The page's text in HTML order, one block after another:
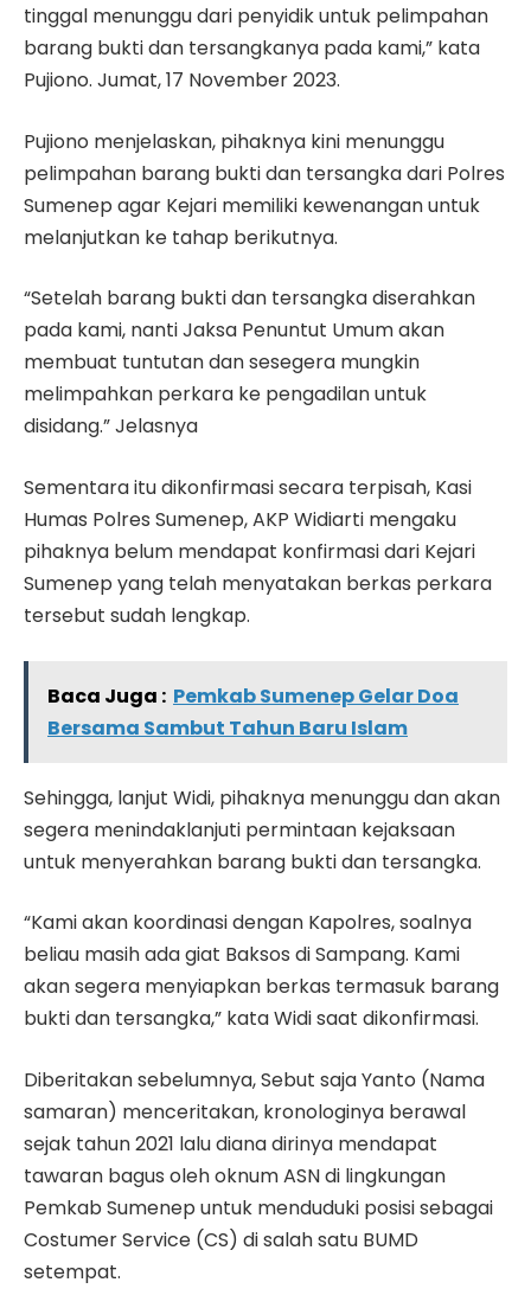
tinggal menunggu dari penyidik untuk pelimpahan
barang bukti dan tersangkanya pada kami,” kata
Pujiono. Jumat, 17 November 2023.
Pujiono menjelaskan, pihaknya kini menunggu
pelimpahan barang bukti dan tersangka dari Polres
Sumenep agar Kejari memiliki kewenangan untuk
melanjutkan ke tahap berikutnya.
“Setelah barang bukti dan tersangka diserahkan
pada kami, nanti Jaksa Penuntut Umum akan
membuat tuntutan dan sesegera mungkin
melimpahkan perkara ke pengadilan untuk
disidang.” Jelasnya
Sementara itu dikonfirmasi secara terpisah, Kasi
Humas Polres Sumenep, AKP Widiarti mengaku
pihaknya belum mendapat konfirmasi dari Kejari
Sumenep yang telah menyatakan berkas perkara
tersebut sudah lengkap.
Baca Juga : Pemkab Sumenep Gelar Doa
Bersama Sambut Tahun Baru Islam
Sehingga, lanjut Widi, pihaknya menunggu dan akan
segera menindaklanjuti permintaan kejaksaan
untuk menyerahkan barang bukti dan tersangka.
“Kami akan koordinasi dengan Kapolres, soalnya
beliau masih ada giat Baksos di Sampang. Kami
akan segera menyiapkan berkas termasuk barang
bukti dan tersangka,” kata Widi saat dikonfirmasi.
Diberitakan sebelumnya, Sebut saja Yanto (Nama
samaran) menceritakan, kronologinya berawal
sejak tahun 2021 lalu diana dirinya mendapat
tawaran bagus oleh oknum ASN di lingkungan
Pemkab Sumenep untuk menduduki posisi sebagai
Costumer Service (CS) di salah satu BUMD
setempat.